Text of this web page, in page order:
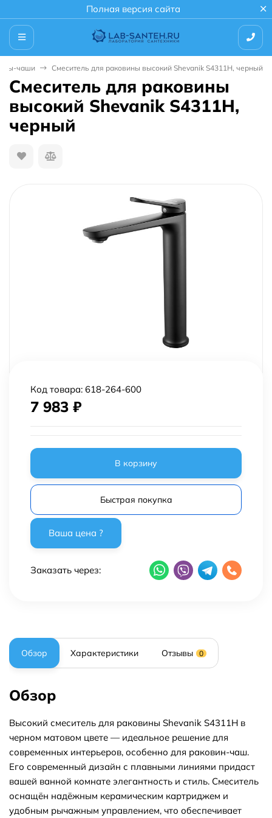
Полная версия сайта
чаши Смеситель для раковины высокий Shevanik S4311H, черный
Смеситель для раковины
высокий Shevanik S4311H,
черный
Код товара: 618-264-600
7 983 ₽
В корзину
Быстрая покупка
Заказать через:
Обзор Характеристики Отзывы 0
Обзор
Высокий смеситель для раковины Shevanik S4311H в
черном матовом цвете — идеальное решение для
современных интерьеров, особенно для раковин-чаш.
Его современный дизайн с плавными линиями придаст
вашей ванной комнате элегантность и стиль. Смеситель
оснащён надёжным керамическим картриджем и
удобным рычажным управлением, что обеспечивает